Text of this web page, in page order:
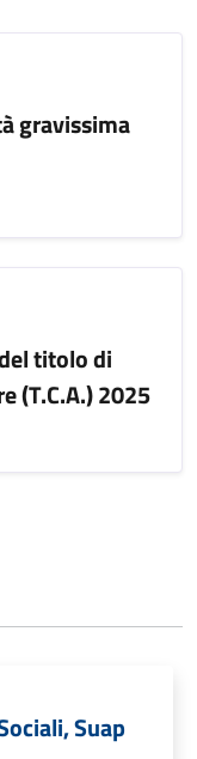
gravissima
titolo di
(T.C.A.) 2025
Suap